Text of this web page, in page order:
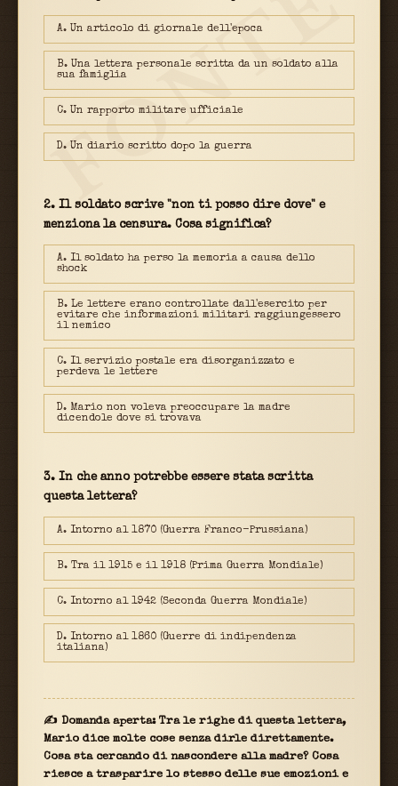
FONTE
A. Un articolo di giornale dell'epoca
B. Una lettera personale scritta da un soldato alla
sua famiglia
C. Un rapporto militare ufficiale
D. Un diario scritto dopo la guerra
2. Il soldato scrive "non ti posso dire dove" e
menziona la censura. Cosa significa?
A. Il soldato ha perso la memoria a causa dello
shock
B. Le lettere erano controllate dall'esercito per
evitare che informazioni militari raggiungessero
il nemico
C. Il servizio postale era disorganizzato e
perdeva le lettere
D. Mario non voleva preoccupare la madre
dicendole dove si trovava
3. In che anno potrebbe essere stata scritta
questa lettera?
A. Intorno al 1870 (Guerra Franco-Prussiana)
B. Tra il 1915 e il 1918 (Prima Guerra Mondiale)
C. Intorno al 1942 (Seconda Guerra Mondiale)
D. Intorno al 1860 (Guerre di indipendenza
italiana)
✍ Domanda aperta: Tra le righe di questa lettera,
Mario dice molte cose senza dirle direttamente.
Cosa sta cercando di nascondere alla madre? Cosa
riesce a trasparire lo stesso delle sue emozioni e